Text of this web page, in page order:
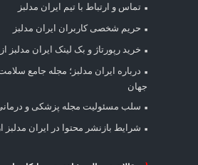
تماس و ارتباط با تیم ایران مدلبز
حریم شخصی کاربران ایران مدلبز
خرید رپورتاژ و بک لینک ایران مدلبز
درباره ایران مدلبز؛ مجله جامع
جهان
سلب مسئولیت مجله پزشکی و
شرایط بازنشر محتوا در ایران مدلبز